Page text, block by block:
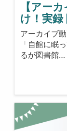
【アー
け！実録
アーカイブ
「自館に眠
るが図書館…